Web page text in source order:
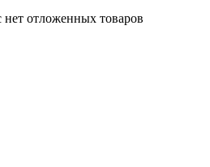
отложенных товаров